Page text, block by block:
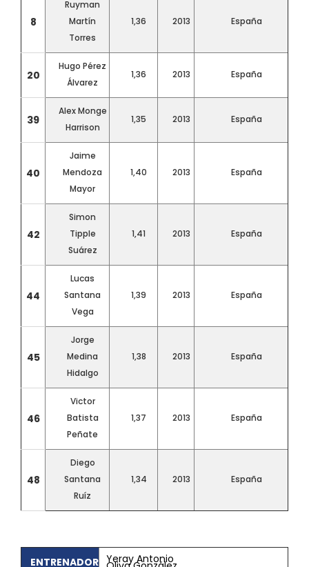
8
Ruyman
Martín
Torres
1,36 2013 España
20
Hugo Pérez
Álvarez
1,36 2013 España
39
Alex Monge
Harrison
1,35 2013 España
40
Jaime
Mendoza
Mayor
1,40 2013 España
42
Simon
Tipple
Suárez
1,41 2013 España
44
Lucas
Santana
Vega
1,39 2013 España
45
Jorge
Medina
Hidalgo
1,38 2013 España
46
Victor
Batista
Peñate
1,37 2013 España
48
Diego
Santana
Ruíz
1,34 2013 España
ENTRENADOR Yeray Antonio